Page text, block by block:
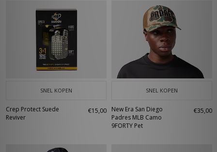
SNEL KOPEN
Crep Protect Suede
Reviver
€15,00
SNEL KOPEN
New Era San Diego
Padres MLB Camo
9FORTY Pet
€35,00